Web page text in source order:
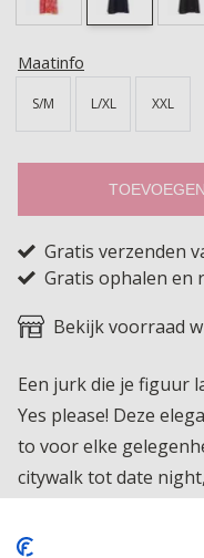
Maatinfo
S/M L/XL XXL
Gratis verzenden
Gratis ophalen en
Bekijk voorraad
Een jurk die je figuur
Yes please! Deze
to voor elke
citywalk tot date
luchtige stof geeft je